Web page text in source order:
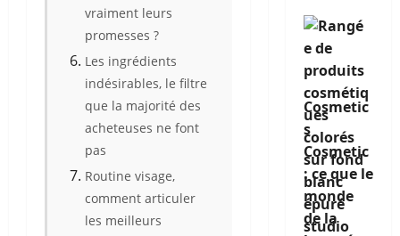
vraiment leurs
promesses ?
Les ingrédients
indésirables, le filtre
que la majorité des
acheteuses ne font
pas
Routine visage,
comment articuler
les meilleurs
Cosmetic
s
Cosmetic
: ce que le
monde
de la